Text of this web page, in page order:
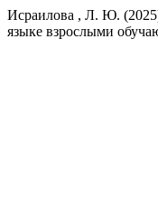
Исраилова , Л. Ю.
языке взрослыми